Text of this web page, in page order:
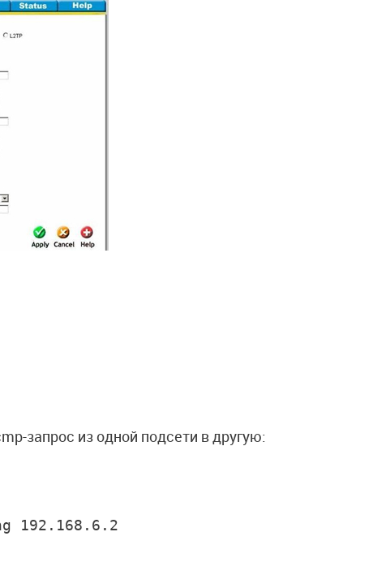
запрос из одной подсети в другую:
192.168.6.2